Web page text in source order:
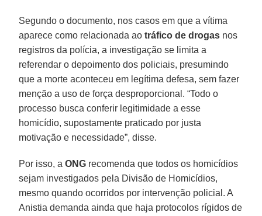
Segundo o documento, nos casos em que a vítima
aparece como relacionada aotráfico de drogas nos
registros da polícia, a investigação se limita a
referendar o depoimento dos policiais, presumindo
que a morte aconteceu em legítima defesa, sem fazer
menção a uso de força desproporcional. “Todo o
processo busca conferir legitimidade a esse
homicídio, supostamente praticado por justa
motivação e necessidade”, disse.
Por isso, aONG recomenda que todos os homicídios
sejam investigados pela Divisão de Homicídios,
mesmo quando ocorridos por intervenção policial. A
Anistia demanda ainda que haja protocolos rígidos de